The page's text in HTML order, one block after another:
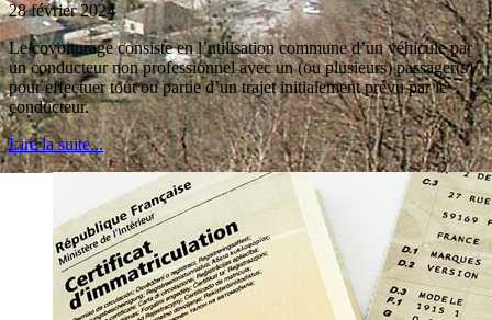
28 février 2024
Le covoiturage consiste en l’utilisation commune d’un véhicule par
un conducteur non professionnel avec un (ou plusieurs) passager(s)
pour effectuer tout ou partie d’un trajet initialement prévu par le
conducteur.
Lire la suite...